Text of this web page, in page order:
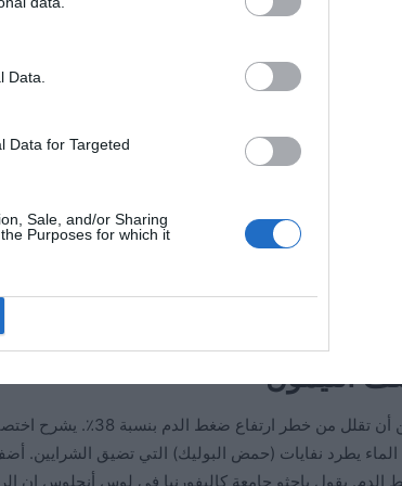
Data.
Data for Targeted
Sale, and/or Sharing
Purposes for which it
ويبطئ قلبك ويخفض ضغط الدم.
من نظامك الغذائي
لشاي
5 كريمات لإزالة التصبغ في عام
للبقع المزعجة على
كيفية
أفضل
الليمون
ثلاثة أكواب من الماء يوميًا يمكن أن
يطرد نفايات (حمض البوليك) التي تضيق الشرايين.
يقول باحثو جامعة كاليفورنيا في لوس أنجلوس إن